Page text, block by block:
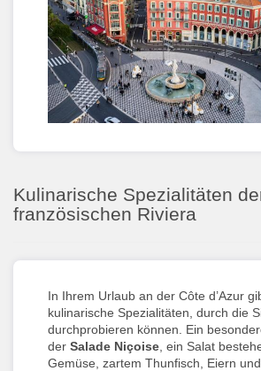
Kulinarische Spezialitäten
französischen Riviera
In Ihrem Urlaub an der Côte d’Azur
kulinarische Spezialitäten, durch die
durchprobieren können. Ein
der Salade Niçoise , ein Salat
Gemüse, zartem Thunfisch, Eiern